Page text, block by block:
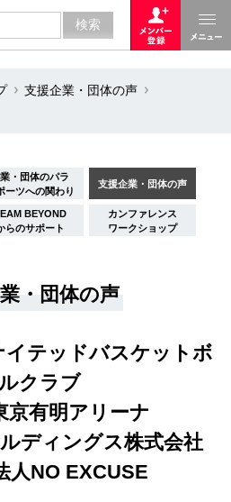
支援企業・団体の声
・団体のパラ
ーツへの関わり
支援企業・団体の声
BEYOND
らのサポート
カンファレンス
ワークショップ
・団体の声
イテッドバスケットボ
クラブ
京有明アリーナ
ディングス株式会社
人NO EXCUSE